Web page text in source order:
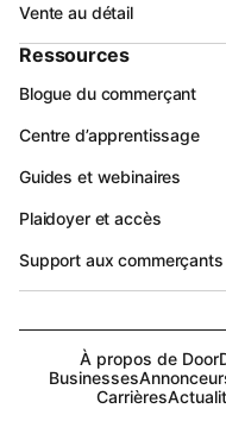
Vente au détail
Ressources
Blogue du commerçant
Centre d’apprentissage
Guides et webinaires
Plaidoyer et accès
Support aux commerçants
À propos de
Businesses
Carrières